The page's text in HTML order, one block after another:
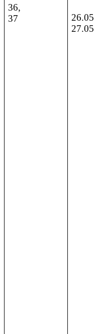
36,
37
26.05
27.05